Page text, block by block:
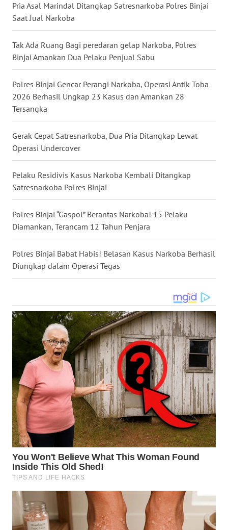
Pria Asal Marindal Ditangkap Satresnarkoba Polres Binjai
Saat Jual Narkoba
Tak Ada Ruang Bagi peredaran gelap Narkoba, Polres
Binjai Amankan Dua Pelaku Penjual Sabu
Polres Binjai Gencar Perangi Narkoba, Operasi Antik Toba
2026 Berhasil Ungkap 23 Kasus dan Amankan 28
Tersangka
Gerak Cepat Satresnarkoba, Dua Pria Ditangkap Lewat
Operasi Undercover
Pelaku Residivis Kasus Narkoba Kembali Ditangkap
Satresnarkoba Polres Binjai
Polres Binjai “Gaspol” Berantas Narkoba! 15 Pelaku
Diamankan, Terancam 12 Tahun Penjara
Polres Binjai Babat Habis! Belasan Kasus Narkoba Berhasil
Diungkap dalam Operasi Tegas
WN
LANGKAT
WN
TAPANULI
WN
TANJUNG
LESUNG
KARO
WN
SIMALUNGUN
WN
LABUHANBATU
WN
TAPANULI
TENGAH
WN DELI
SERDANG
WN
TEBING
TINGGI
WN
PAKPAK
WN
KARAWANG
WN
BEKASI
WN
BOGOR